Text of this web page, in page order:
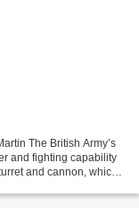
The British Army’s
and fighting capability
and cannon, which